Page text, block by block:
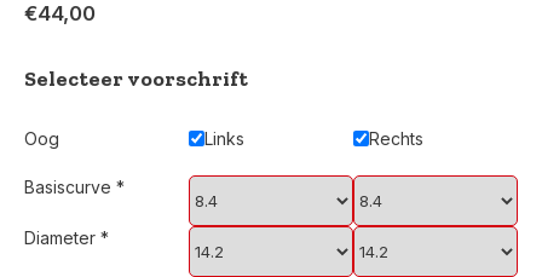
€44,00
Selecteer voorschrift
Oog Links Rechts
Basiscurve *
Diameter *